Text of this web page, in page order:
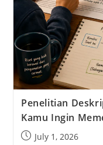
Penelitian
Kamu Ingin
PostJuly 1, 2026